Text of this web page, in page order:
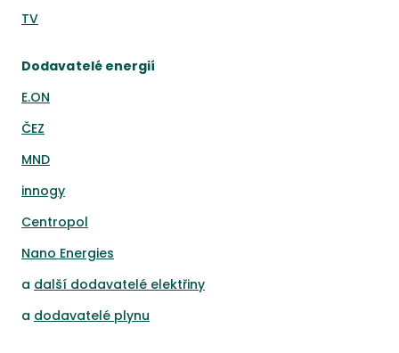
TV
Dodavatelé energií
E.ON
ČEZ
MND
innogy
Centropol
Nano Energies
a další dodavatelé elektřiny
a dodavatelé plynu